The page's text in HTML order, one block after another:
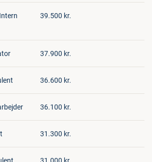
39.500 kr.
37.900 kr.
36.600 kr.
36.100 kr.
31.300 kr.